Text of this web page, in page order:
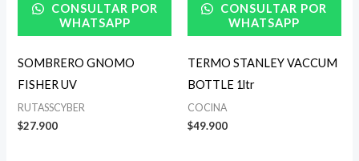
CONSULTAR POR
WHATSAPP
SOMBRERO GNOMO
FISHER UV
RUTASSCYBER
$27.900
CONSULTAR POR
WHATSAPP
TERMO STANLEY VACCUM
BOTTLE 1ltr
COCINA
$49.900